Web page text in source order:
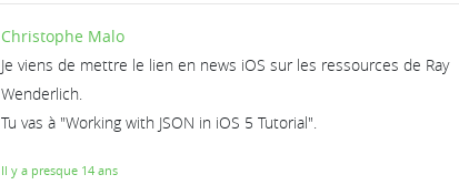
Christophe Malo
Je viens de mettre le lien en news iOS sur les ressources de Ray
Wenderlich.
Tu vas à "Working with JSON in iOS 5 Tutorial".
Il y a presque 14 ans